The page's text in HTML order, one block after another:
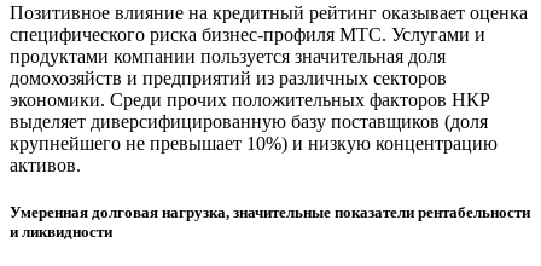
Позитивное влияние на кредитный рейтинг оказывает оценка
специфического риска бизнес-профиля МТС. Услугами и
продуктами компании пользуется значительная доля
домохозяйств и предприятий из различных секторов
экономики. Среди прочих положительных факторов НКР
выделяет диверсифицированную базу поставщиков (доля
крупнейшего не превышает 10%) и низкую концентрацию
активов.
Умеренная долговая нагрузка, значительные показатели рентабельности
и ликвидности